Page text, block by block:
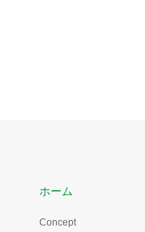
ホーム
Concept